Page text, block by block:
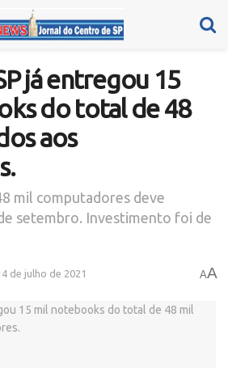
já entregou 15
do total de 48
aos
mil computadores deve
setembro. Investimento foi de
de julho de 2021 AA